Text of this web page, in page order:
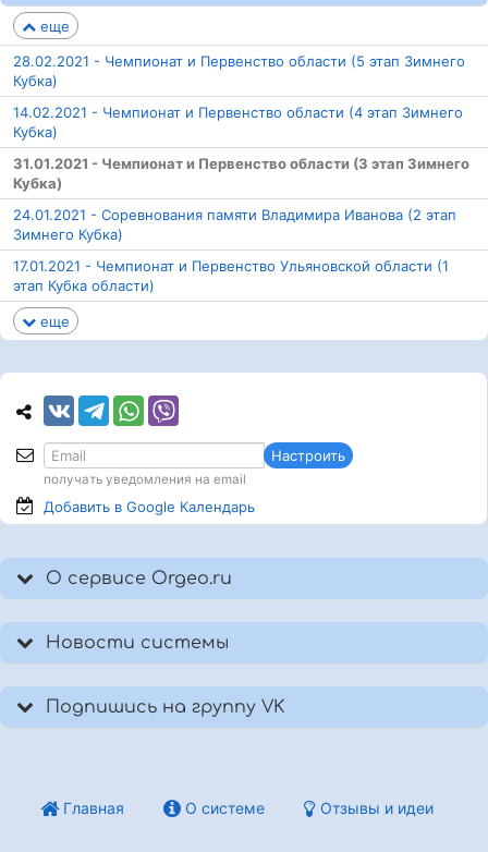
еще
28.02.2021 - Чемпионат и Первенство области (5 этап Зимнего
Кубка)
14.02.2021 - Чемпионат и Первенство области (4 этап Зимнего
Кубка)
31.01.2021 - Чемпионат и Первенство области (3 этап Зимнего
Кубка)
24.01.2021 - Соревнования памяти Владимира Иванова (2 этап
Зимнего Кубка)
17.01.2021 - Чемпионат и Первенство Ульяновской области (1
этап Кубка области)
еще
Настроить
получать уведомления на email
Добавить в Google Календарь
О сервисе Orgeo.ru
Новости системы
Подпишись на группу VK
Главная О системе Отзывы и идеи